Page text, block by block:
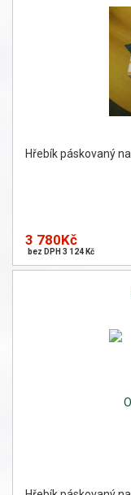
Hřebík páskovaný
3 780Kč
bez DPH 3 124 Kč